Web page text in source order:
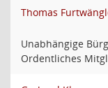
Thomas
Unabhängige
Ordentliches